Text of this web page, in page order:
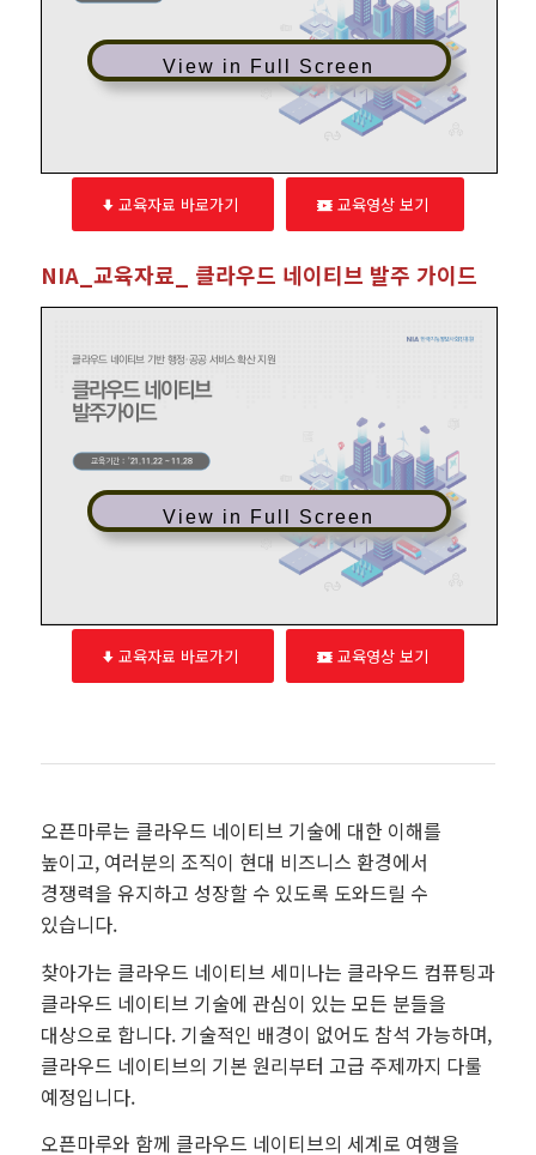
View in Full Screen
교육자료 바로가기 교육영상 보기
NIA_교육자료_ 클라우드 네이티브 발주 가이드
View in Full Screen
교육자료 바로가기 교육영상 보기
오픈마루는 클라우드 네이티브 기술에 대한 이해를
높이고, 여러분의 조직이 현대 비즈니스 환경에서
경쟁력을 유지하고 성장할 수 있도록 도와드릴 수
있습니다.
찾아가는 클라우드 네이티브 세미나는 클라우드 컴퓨팅과
클라우드 네이티브 기술에 관심이 있는 모든 분들을
대상으로 합니다. 기술적인 배경이 없어도 참석 가능하며,
클라우드 네이티브의 기본 원리부터 고급 주제까지 다룰
예정입니다.
오픈마루와 함께 클라우드 네이티브의 세계로 여행을